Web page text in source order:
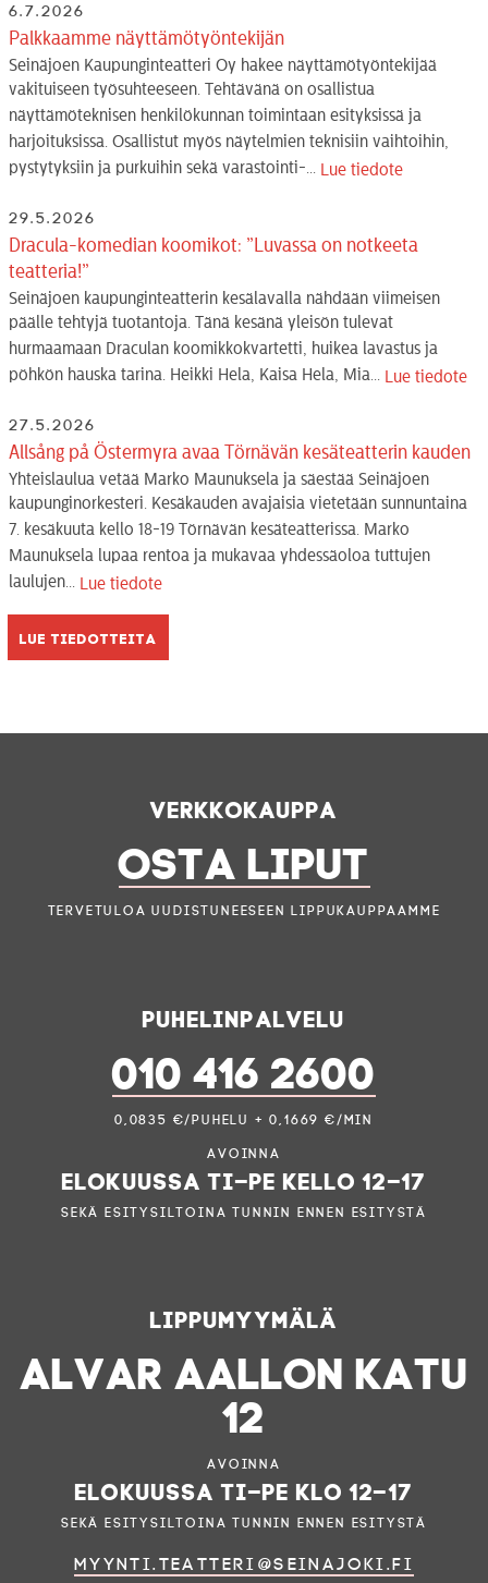
6.7.2026
Palkkaamme näyttämötyöntekijän
Seinäjoen Kaupunginteatteri Oy hakee näyttämötyöntekijää
vakituiseen työsuhteeseen. Tehtävänä on osallistua
näyttämöteknisen henkilökunnan toimintaan esityksissä ja
harjoituksissa. Osallistut myös näytelmien teknisiin vaihtoihin,
pystytyksiin ja purkuihin sekä varastointi-...
Lue tiedote
29.5.2026
Dracula-komedian koomikot: ”Luvassa on notkeeta
teatteria!”
Seinäjoen kaupunginteatterin kesälavalla nähdään viimeisen
päälle tehtyjä tuotantoja. Tänä kesänä yleisön tulevat
hurmaamaan Draculan koomikkokvartetti, huikea lavastus ja
pöhkön hauska tarina. Heikki Hela, Kaisa Hela, Mia...
Lue tiedote
27.5.2026
Allsång på Östermyra avaa Törnävän kesäteatterin kauden
Yhteislaulua vetää Marko Maunuksela ja säestää Seinäjoen
kaupunginorkesteri. Kesäkauden avajaisia vietetään sunnuntaina
7. kesäkuuta kello 18-19 Törnävän kesäteatterissa. Marko
Maunuksela lupaa rentoa ja mukavaa yhdessäoloa tuttujen
laulujen...
Lue tiedote
Lue tiedotteita
Verkkokauppa
OSTA LIPUT
Tervetuloa uudistuneeseen lippukauppaamme
Puhelinpalvelu
010 416 2600
0,0835 €/puhelu + 0,1669 €/min
Avoinna
elokuussa ti–pe kello 12–17
sekä esitysiltoina tunnin ennen esitystä
Lippumyymälä
ALVAR AALLON KATU
12
Avoinna
elokuussa ti–pe klo 12–17
sekä esitysiltoina tunnin ennen esitystä
myynti.teatteri@seinajoki.fi